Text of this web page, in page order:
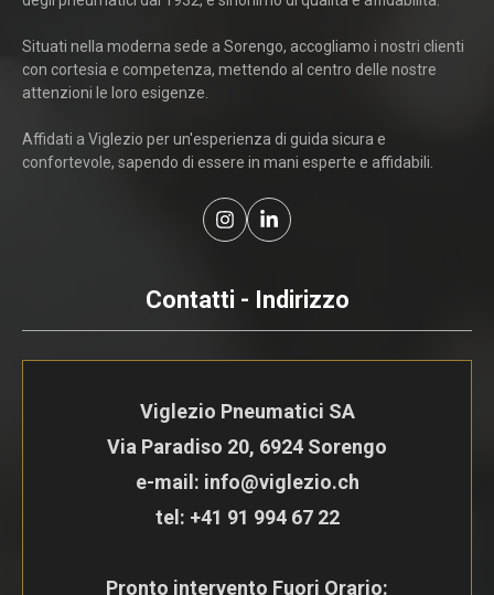
Situati nella moderna sede a Sorengo, accogliamo i nostri clienti
con cortesia e competenza, mettendo al centro delle nostre
attenzioni le loro esigenze.
Affidati a Viglezio per un'esperienza di guida sicura e
confortevole, sapendo di essere in mani esperte e affidabili.
Contatti - Indirizzo
Viglezio Pneumatici SA
Via Paradiso 20, 6924 Sorengo
e-mail: info@viglezio.ch
tel: +41 91 994 67 22
Pronto intervento Fuori Orario: